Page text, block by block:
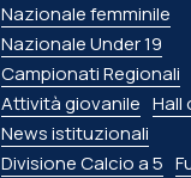
Nazionale femminile
Nazionale Under 19
Campionati Regionali
Attività giovanile Hall
News istituzionali
Divisione Calcio a 5